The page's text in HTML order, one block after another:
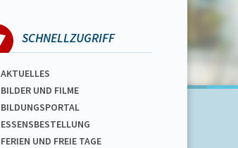
SCHNELLZUGRIFF
AKTUELLES
BILDER UND FILME
BILDUNGSPORTAL
ESSENSBESTELLUNG
FERIEN UND FREIE TAGE